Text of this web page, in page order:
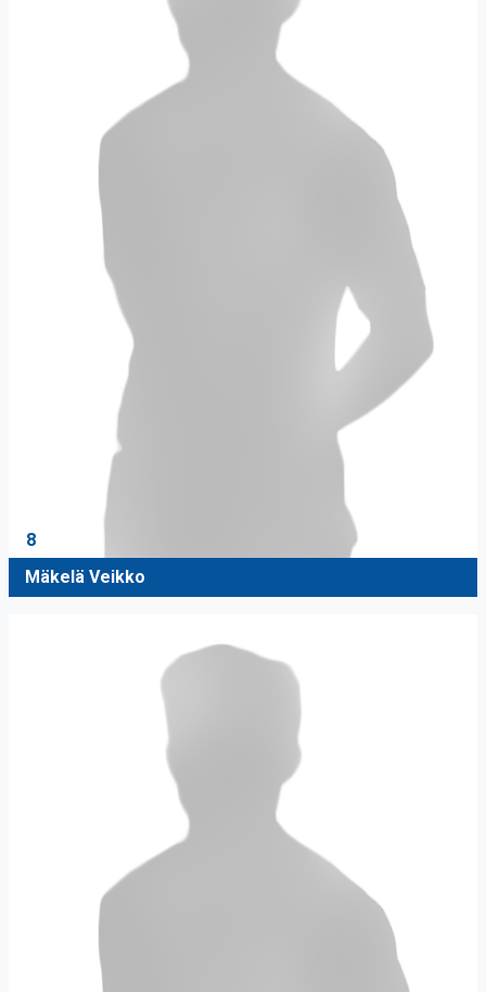
8
Mäkelä Veikko